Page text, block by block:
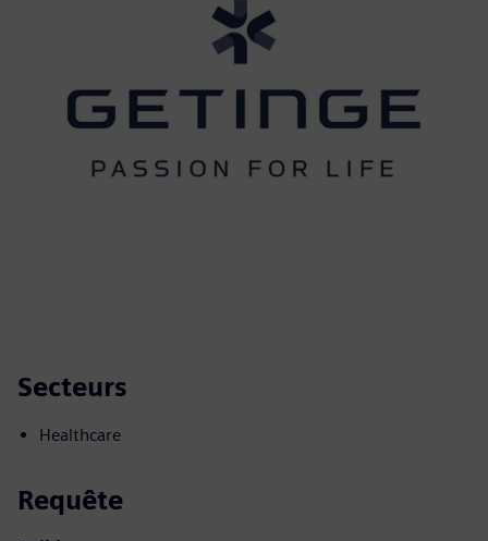
Secteurs
Healthcare
Requête